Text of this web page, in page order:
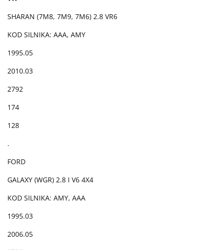
SHARAN (7M8, 7M9, 7M6) 2.8 VR6
KOD SILNIKA: AAA, AMY
1995.05
2010.03
2792
174
128
.
FORD
GALAXY (WGR) 2.8 I V6 4X4
KOD SILNIKA: AMY, AAA
1995.03
2006.05